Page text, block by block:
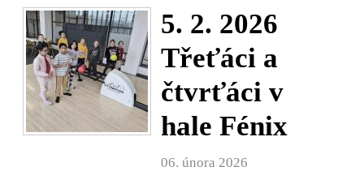
5. 2. 2026
Třeťáci a
čtvrťáci v
hale Fénix
06. února 2026